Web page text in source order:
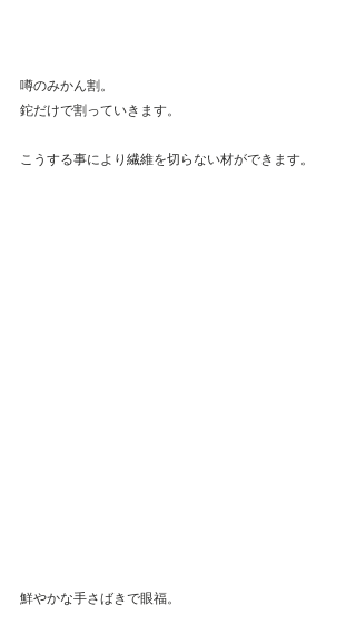
噂のみかん割。
鉈だけで割っていきます。
こうする事により繊維を切らない材ができます。
鮮やかな手さばきで眼福。